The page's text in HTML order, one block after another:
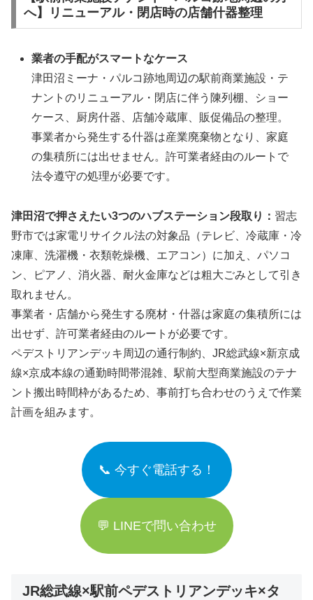
へ】リニューアル・閉店時の店舗什器整理
業者の手配がスマートなケース
津田沼ミーナ・パルコ跡地周辺の駅前商業施設・テ
ナントのリニューアル・閉店に伴う陳列棚、ショー
ケース、厨房什器、店舗冷蔵庫、販促備品の整理。
事業者から発生する什器は産業廃棄物となり、家庭
の集積所には出せません。許可業者経由のルートで
法令遵守の処理が必要です。
津田沼で押さえたい3つのハブステーション段取り： 習志
野市では家電リサイクル法の対象品（テレビ、冷蔵庫・冷
凍庫、洗濯機・衣類乾燥機、エアコン）に加え、パソコ
ン、ピアノ、消火器、耐火金庫などは粗大ごみとして引き
取れません。
事業者・店舗から発生する廃材・什器は家庭の集積所には
出せず、許可業者経由のルートが必要です。
ペデストリアンデッキ周辺の通行制約、JR総武線×新京成
線×京成本線の通勤時間帯混雑、駅前大型商業施設のテナ
ント搬出時間枠があるため、事前打ち合わせのうえで作業
計画を組みます。
📞 今すぐ電話する！
💬 LINEで問い合わせ
JR総武線×駅前ペデストリアンデッキ×タ